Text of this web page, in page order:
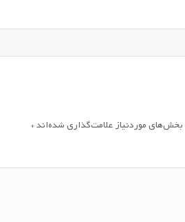
بخش‌های موردنیاز علامت‌گذاری شده‌اند*